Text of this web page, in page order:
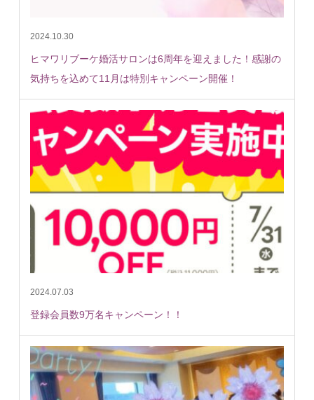
2024.10.30
ヒマワリブーケ婚活サロンは6周年を迎えました！感謝の
気持ちを込めて11月は特別キャンペーン開催！
2024.07.03
登録会員数9万名キャンペーン！！